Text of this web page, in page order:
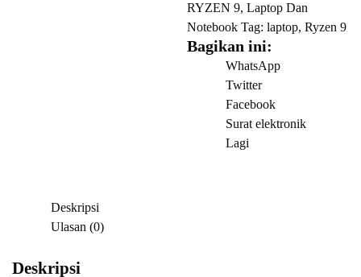
GV302XU
R945G6T-
RYZEN 9,Laptop Dan
Notebook Tag:laptop,Ryzen 9
Bagikan ini:
WhatsApp
Twitter
Facebook
Surat elektronik
Lagi
Deskripsi
Ulasan (0)
Deskripsi